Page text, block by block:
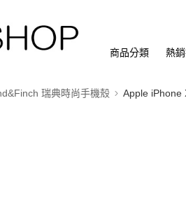
商品分類 熱
瑞典時尚手機殼 Apple iPhone